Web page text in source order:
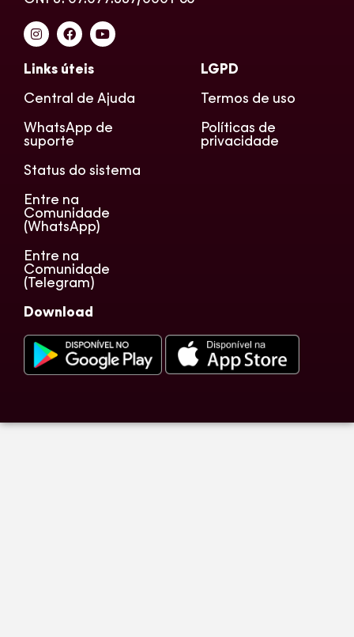
Links úteis
Central de Ajuda
WhatsApp de
suporte
Status do sistema
Entre na
Comunidade
(WhatsApp)
Entre na
Comunidade
(Telegram)
LGPD
Termos de uso
Políticas de
privacidade
Download